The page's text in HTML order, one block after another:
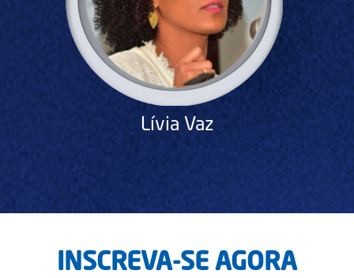
Lívia Vaz
INSCREVA-SE AGORA